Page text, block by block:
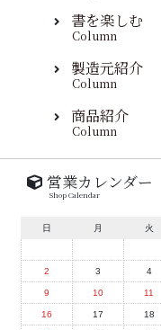
書を楽しむ
Column
製造元紹介
Column
商品紹介
Column
営業カレンダー
Shop Calendar
日 月 火
2 3 4
9 10 11
16 17 18